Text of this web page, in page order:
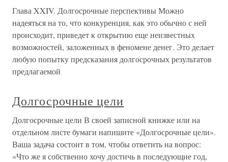
Глава XXIV. Долгосрочные перспективы Можно
надеяться на то, что конкуренция, как это обычно с ней
происходит, приведет к открытию еще неизвестных
возможностей, заложенных в феномене денег. Это делает
любую попытку предсказания долгосрочных результатов
предлагаемой
Долгосрочные цели
Долгосрочные цели В своей записной книжке или на
отдельном листе бумаги напишите «Долгосрочные цели».
Ваша задача состоит в том, чтобы ответить на вопрос:
«Что же я собственно хочу достичь в последующие год,